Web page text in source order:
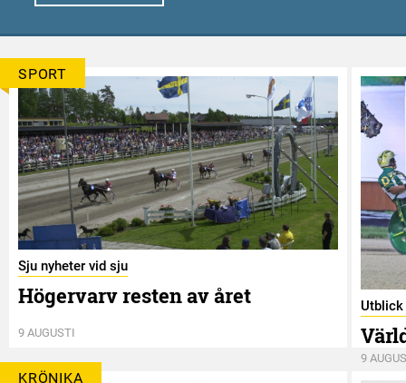
SPORT
Sju nyheter vid sju
Högervarv resten av året
9 AUGUSTI
Utblick
9
KRÖNIKA